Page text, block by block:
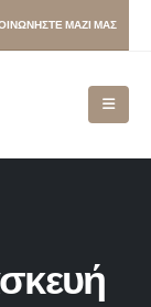
ΜΑΖΙ ΜΑΣ